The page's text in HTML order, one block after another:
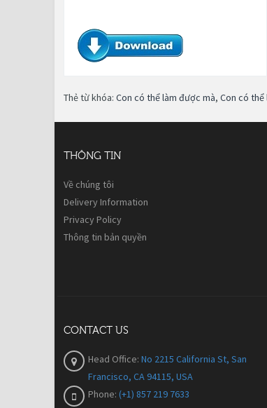
Thẻ từ khóa: Con có thể làm được mà, Con có
THÔNG TIN
Về chúng tôi
Delivery Information
Privacy Policy
Thông tin bản quyền
CONTACT US
Head Office: No 2215 California St, San
Francisco, CA 94115, USA
Phone: (+1) 857 219 7633